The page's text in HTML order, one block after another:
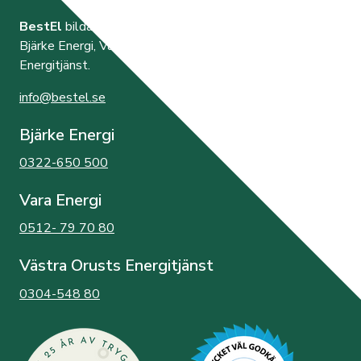
BestEl bildades år 2000 av de tre elnätsföretagen
Bjärke Energi, Vara Energi samt Västra Orusts
Energitjänst.
info@bestel.se
Bjärke Energi
0322-650 500
Vara Energi
0512- 79 70 80
Västra Orusts Energitjänst
0304-548 80